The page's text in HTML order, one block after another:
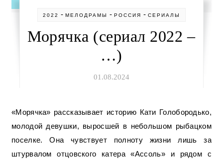
2022 - МЕЛОДРАМЫ - РОССИЯ - СЕРИАЛЫ
Морячка (сериал 2022 –
…)
01.08.2024
«Морячка» рассказывает историю Кати Голобородько,
молодой девушки, выросшей в небольшом рыбацком
поселке. Она чувствует полноту жизни лишь за
штурвалом отцовского катера «Ассоль» и рядом с